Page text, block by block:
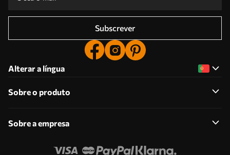
Subscrever
Alterar a língua
Sobre o produto
Sobre a empresa